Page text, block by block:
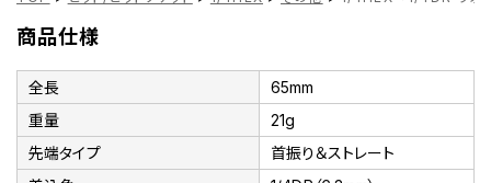
商品仕様
全長
65mm
重量
21g
先端タイプ
首振り＆ストレート